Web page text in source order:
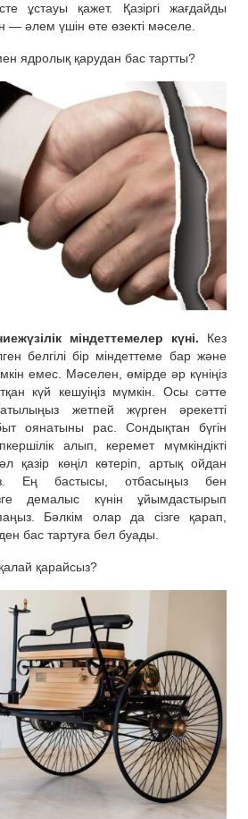
ұстауы қажет. Қазіргі жағдайды
— әлем үшін өте өзекті мәселе.
ядролық қарудан бас тартты?
міндеттемелер күні. Кез
белгілі бір міндеттеме бар және
емес. Мәселен, өмірде әр күніңіз
күй кешуіңіз мүмкін. Осы сәтте
жетпей жүрген әрекетті
оянатыны рас. Сондықтан бүгін
алып, керемет мүмкіндікті
қазір көңіл көтеріп, артық ойдан
Ең бастысы, отбасыңыз бен
демалыс күнін ұйымдастырып
Бәлкім олар да сізге қарап,
бас тартуға бел буады.
қарайсыз?